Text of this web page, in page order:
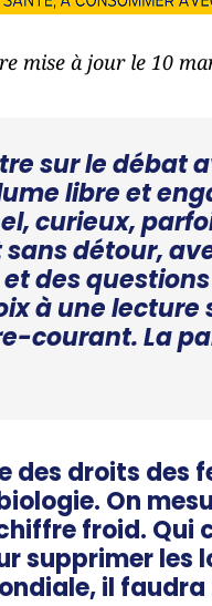
mise à jour le 10
sur le débat
libre et
curieux,
détour,
des
à une lecture
courant. La
des droits des
On
froid. Qui
supprimer les
il faudra